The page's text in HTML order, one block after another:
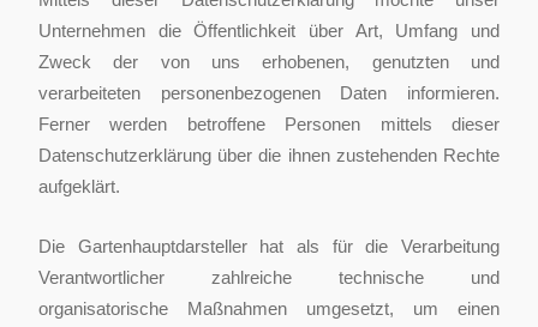
Unternehmen die Öffentlichkeit über Art, Umfang und
Zweck der von uns erhobenen, genutzten und
verarbeiteten personenbezogenen Daten informieren.
Ferner werden betroffene Personen mittels dieser
Datenschutzerklärung über die ihnen zustehenden Rechte
aufgeklärt.
Die Gartenhauptdarsteller hat als für die Verarbeitung
Verantwortlicher zahlreiche technische und
organisatorische Maßnahmen umgesetzt, um einen